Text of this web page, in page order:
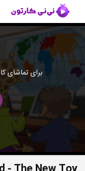
برای تماشای